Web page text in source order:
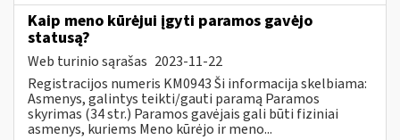
Kaip meno kūrėjui įgyti paramos gavėjo
statusą?
Web turinio sąrašas 2023-11-22
Registracijos numeris KM0943 Ši informacija skelbiama:
Asmenys, galintys teikti/gauti paramą Paramos
skyrimas (34 str.) Paramos gavėjais gali būti fiziniai
asmenys, kuriems Meno kūrėjo ir meno...